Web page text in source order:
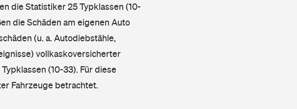
die Statistiker 25 Typklassen (10-
die Schäden am eigenen Auto
(u. a. Autodiebstähle,
vollkaskoversicherter
(10-33). Für diese
Fahrzeuge betrachtet.